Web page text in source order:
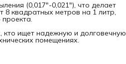
(0,017"-0,021"), что делает
8 квадратных метров на 1 литр,
кто ищет надежную и долговечную
помещениях.